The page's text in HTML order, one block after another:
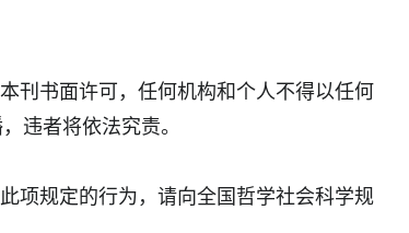
书面许可，任何机构和个人不得以任何
违者将依法究责。
规定的行为，请向全国哲学社会科学规